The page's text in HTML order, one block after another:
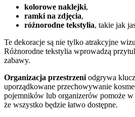
kolorowe naklejki,
ramki na zdjęcia,
różnorodne tekstylia, takie jak
Te dekoracje są nie tylko atrakcyjne
Różnorodne tekstylia wprowadzą
zabawy.
Organizacja przestrzeni odgrywa
uporządkowane przechowywanie
pojemników lub organizerów pomoże w
że wszystko będzie łatwo dostępne.